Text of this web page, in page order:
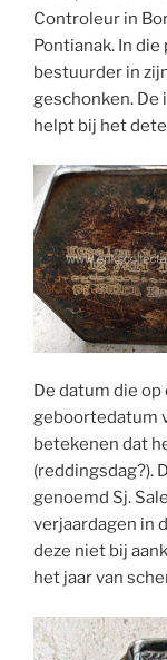
Controleur in
Pontianak. In
bestuurder in
geschonken. De
helpt bij het
De datum die
geboortedatum
betekenen dat
(reddingsdag?).
genoemd Sj.
verjaardagen in
deze niet bij
het jaar van